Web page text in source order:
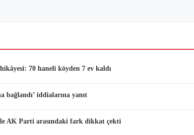
70 haneli köyden 7 ev kaldı
bağlandı’ iddialarına yanıt
AK Parti arasındaki fark dikkat çekti